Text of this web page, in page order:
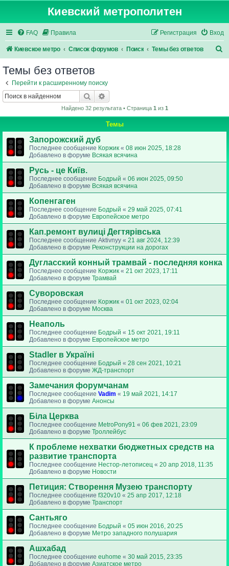
Киевский метрополитен
FAQ Правила Вход
Регистрация
Киевское метро Список форумов Поиск Темы без ответов
Темы без ответов
Перейти к расширенному поиску
Поиск
Найдено 32 результата • Страница 1из 1
Темы
Запорожский дуб
Последнее сообщение Коржик « 08 июн 2025, 18:28
Добавлено в форуме Всякая всячина
Русь - це Київ.
Последнее сообщение Бодрый « 06 июн 2025, 09:50
Добавлено в форуме Всякая всячина
Копенгаген
Последнее сообщение Бодрый « 29 май 2025, 07:41
Добавлено в форуме Европейское метро
Кап.ремонт вулиці Дегтярівська
Последнее сообщение Aktivnyy « 21 авг 2024, 12:39
Добавлено в форуме Реконструкции на дорогах
Дугласский конный трамвай - последняя конка
Последнее сообщение Коржик « 21 окт 2023, 17:11
Добавлено в форуме Трамвай
Суворовская
Последнее сообщение Коржик « 01 окт 2023, 02:04
Добавлено в форуме Москва
Неаполь
Последнее сообщение Бодрый « 15 окт 2021, 19:11
Добавлено в форуме Европейское метро
Stadler в Україні
Последнее сообщение Бодрый « 28 сен 2021, 10:21
Добавлено в форуме ЖД-транспорт
Замечания форумчанам
Последнее сообщение Vadim « 19 май 2021, 14:17
Добавлено в форуме Анонсы
Біла Церква
Последнее сообщение MetroPony91 « 06 фев 2021, 23:09
Добавлено в форуме Троллейбус
К проблеме нехватки бюджетных средств на
развитие транспорта
Последнее сообщение Нестор-летописец « 20 апр 2018, 11:35
Добавлено в форуме Новости
Петиция: Cтворення Музею транспорту
Последнее сообщение f320v10 « 25 апр 2017, 12:18
Добавлено в форуме Транспорт
Сантьяго
Последнее сообщение Бодрый « 05 июн 2016, 20:25
Добавлено в форуме Метро западного полушария
Ашхабад
Последнее сообщение euhome « 30 май 2015, 23:35
Добавлено в форуме Азиатское метро